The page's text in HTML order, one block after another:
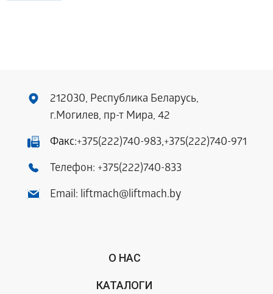
212030, Республика Беларусь,
г.Могилев, пр-т Мира, 42
Факс:+375(222)740-983,+375(222)740-971
Телефон: +375(222)740-833
Email: liftmach@liftmach.by
О НАС
КАТАЛОГИ